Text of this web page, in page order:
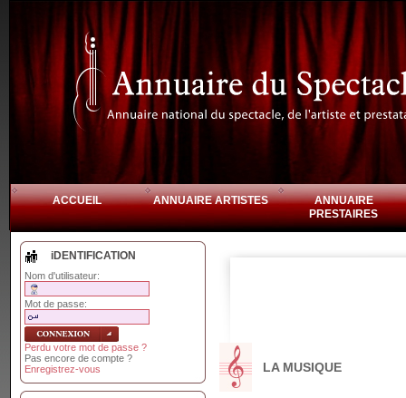
ACCUEIL ANNUAIRE ARTISTES
ANNUAIRE
PRESTAIRES
iDENTIFICATION
Nom d'utilisateur:
Mot de passe:
Perdu votre mot de passe ?
Pas encore de compte ?
Enregistrez-vous
LA MUSIQUE